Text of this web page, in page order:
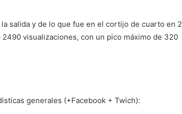
salida y de lo que fue en el cortijo de cuarto en 2
visualizaciones, con un pico máximo de 320
generales (+Facebook + Twich):